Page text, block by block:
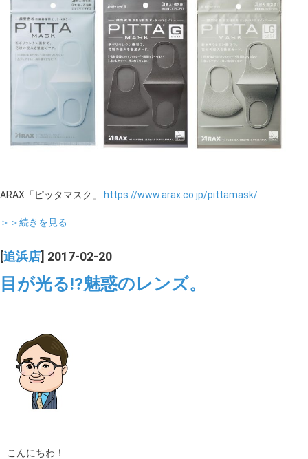
ARAX「ピッタマスク」 https://www.arax.co.jp/pittamask/
＞＞続きを見る
追浜店 ] 2017-02-20
目が光る!?魅惑のレンズ。
こんにちわ！